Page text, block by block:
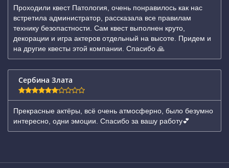
Проходили квест Патология, очень понравилось как нас
встретила администратор, рассказала все правилам
технику безопастности. Сам квест выполнен круто,
декорации и игра актеров отдельный на высоте. Придем и
на другие квесты этой компании. Спасибо 🙏
Сербина Злата
Прекрасные актёры, всё очень атмосферно, было безумно
интересно, одни эмоции. Спасибо за вашу работу💕